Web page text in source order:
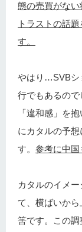
態の売買がない
トラストの話
す。
やはり…SVBシ
行でもあるの
「違和感」を
にカタルの予
す。 参考に中
カタルのイメ
て、横ばいか
筈です。この